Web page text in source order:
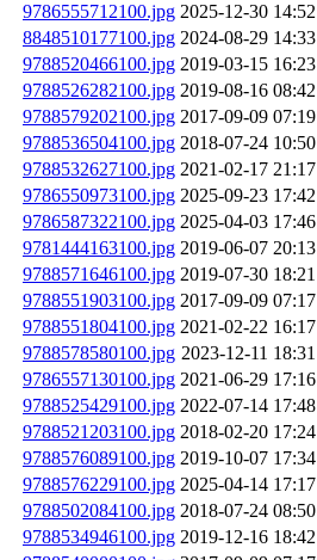
9786555712100.jpg 2025-12-30 14:52
8848510177100.jpg 2024-08-29 14:33
9788520466100.jpg 2019-03-15 16:23
9788526282100.jpg 2019-08-16 08:42
9788579202100.jpg 2017-09-09 07:19
9788536504100.jpg 2018-07-24 10:50
9788532627100.jpg 2021-02-17 21:17
9786550973100.jpg 2025-09-23 17:42
9786587322100.jpg 2025-04-03 17:46
9781444163100.jpg 2019-06-07 20:13
9788571646100.jpg 2019-07-30 18:21
9788551903100.jpg 2017-09-09 07:17
9788551804100.jpg 2021-02-22 16:17
9788578580100.jpg 2023-12-11 18:31
9786557130100.jpg 2021-06-29 17:16
9788525429100.jpg 2022-07-14 17:48
9788521203100.jpg 2018-02-20 17:24
9788576089100.jpg 2019-10-07 17:34
9788576229100.jpg 2025-04-14 17:17
9788502084100.jpg 2018-07-24 08:50
9788534946100.jpg 2019-12-16 18:42